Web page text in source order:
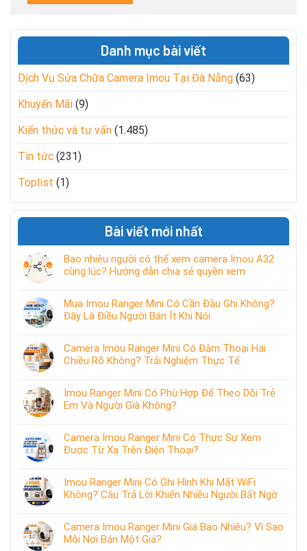
Danh mục bài viết
Dịch Vụ Sửa Chữa Camera Imou Tại Đà Nẵng (63)
Khuyến Mãi (9)
Kiến thức và tư vấn (1.485)
Tin tức (231)
Toplist (1)
Bài viết mới nhất
Bao nhiêu người có thể xem camera Imou A32
cùng lúc? Hướng dẫn chia sẻ quyền xem
Mua Imou Ranger Mini Có Cần Đầu Ghi Không?
Đây Là Điều Người Bán Ít Khi Nói
Camera Imou Ranger Mini Có Đàm Thoại Hai
Chiều Rõ Không? Trải Nghiệm Thực Tế
Imou Ranger Mini Có Phù Hợp Để Theo Dõi Trẻ
Em Và Người Già Không?
Camera Imou Ranger Mini Có Thực Sự Xem
Được Từ Xa Trên Điện Thoại?
Imou Ranger Mini Có Ghi Hình Khi Mất WiFi
Không? Câu Trả Lời Khiến Nhiều Người Bất Ngờ
Camera Imou Ranger Mini Giá Bao Nhiêu? Vì Sao
Mỗi Nơi Bán Một Giá?